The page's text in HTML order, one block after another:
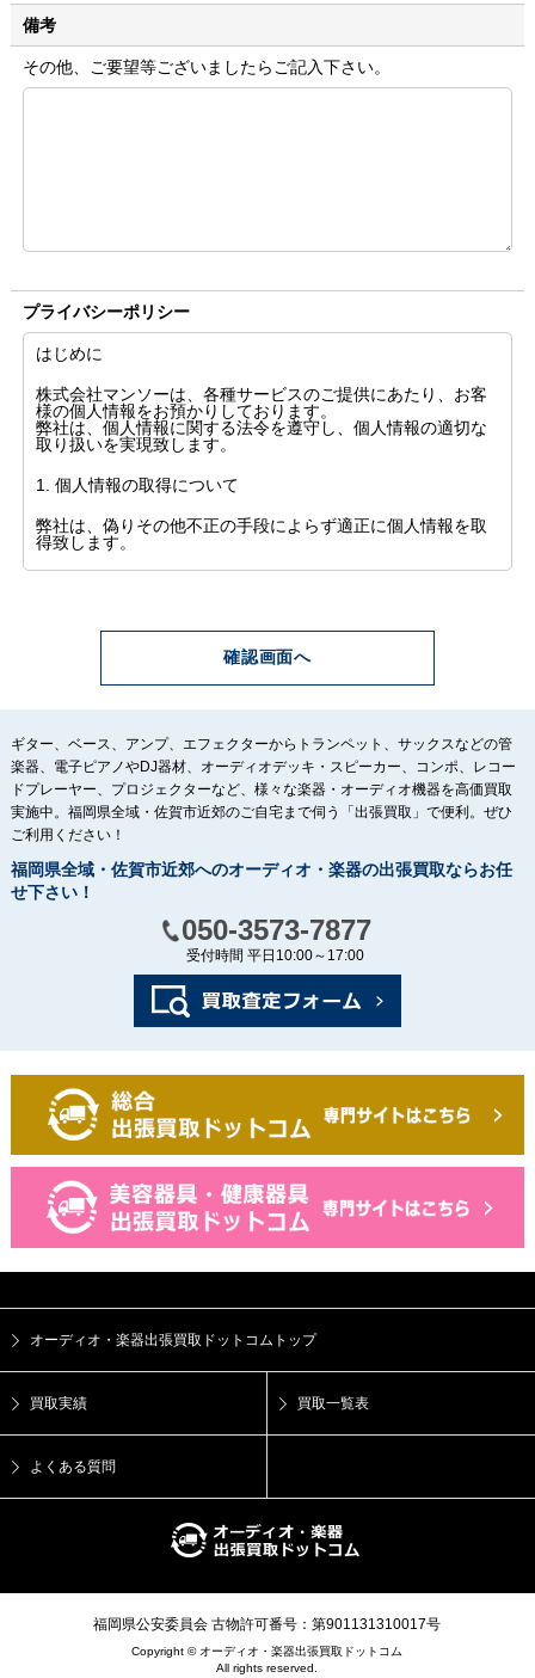
備考
その他、ご要望等ございましたらご記入下さい。
プライバシーポリシー
はじめに
株式会社マンソーは、各種サービスのご提供にあたり、お客
様の個人情報をお預かりしております。
弊社は、個人情報に関する法令を遵守し、個人情報の適切な
取り扱いを実現致します。
1. 個人情報の取得について
弊社は、偽りその他不正の手段によらず適正に個人情報を取
得致します。
以下に定めのない目的で個人情報を利用する場合、あらかじ
（１） お見積のご依頼・ご相談に対する回答及び資料送付
3. 個人情報の安全管理について
弊社は、取り扱う個人情報の漏洩、滅失またはき損の防止そ
の他の個人情報の安全管理のために必要かつ適切な措置を講
じます。
4. 個人情報の委託について
弊社は、個人情報の取り扱いの全部または一部を第三者に委
託する場合は、当該第三者について厳正な調査を行い、取り
扱いを委託された個人情報の安全管理が図られるよう当該第
三者に対する必要かつ適切な監督を行います。
場合があります。
5. 個人情報の第三者提供について
個人情報をあらかじめご本人の同意を得ることなく、第三者
に提供致しません。
6. 個人情報の開示・訂正等について
弊社は、ご本人から自己の個人情報についての開示の請求が
ある場合、速やかに開示を致します。
その際、ご本人であることが確認できない場合には、開示に
応じません。
個人情報の内容に誤りがあり、ご本人から訂正・追加・削除
弊社の個人情報の取り扱いにつきまして、上記の請求・お問
い合わせ等ございましたら、下記までご連絡くださいますよ
TEL 050-3573-7877
7. 本方針の変更
変更後の本方針については、弊社が別途定める場合を除い
ギター、ベース、アンプ、エフェクターからトランペット、サックスなどの管
楽器、電子ピアノやDJ器材、オーディオデッキ・スピーカー、コンポ、レコー
ドプレーヤー、プロジェクターなど、様々な楽器・オーディオ機器を高価買取
実施中。福岡県全域・佐賀市近郊のご自宅まで伺う「出張買取」で便利。ぜひ
ご利用ください！
福岡県全域・佐賀市近郊へのオーディオ・楽器の出張買取ならお任
せ下さい！
050-3573-7877
受付時間 平日10:00～17:00
オーディオ・楽器出張買取ドットコムトップ
買取実績 買取一覧表
よくある質問
福岡県公安委員会 古物許可番号：第901131310017号
Copyright © オーディオ・楽器出張買取ドットコム
All rights reserved.